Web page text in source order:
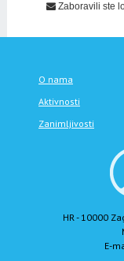
Zaboravili ste
O nama
Aktivnosti
Zanimljivosti
HR - 10000
E-